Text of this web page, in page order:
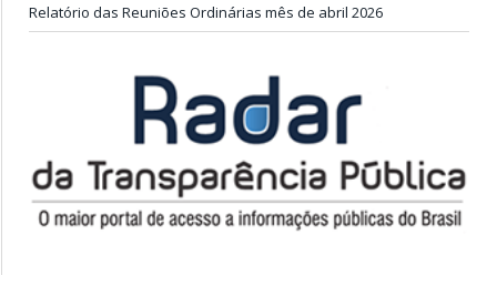
Relatório das Reuniões Ordinárias mês de abril 2026